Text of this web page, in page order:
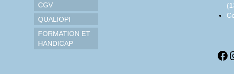
CGV
QUALIOPI
FORMATION ET
HANDICAP